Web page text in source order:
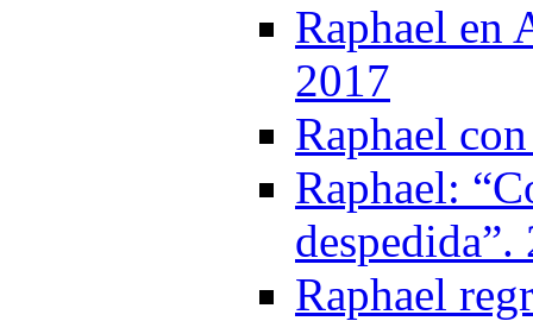
Raphael en
2017
Raphael
Raphael:
despedida”.
Raphael